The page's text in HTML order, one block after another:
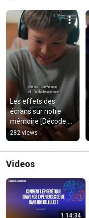
Les effets des
écrans sur notre
mémoire [Décode
mémoire]
282 views
Videos
1:14:34